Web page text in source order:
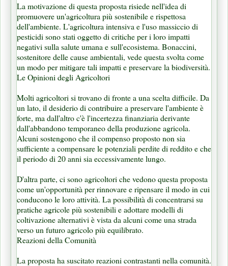
La motivazione di questa proposta risiede nell'idea di
promuovere un'agricoltura più sostenibile e rispettosa
dell'ambiente. L'agricoltura intensiva e l'uso massiccio di
pesticidi sono stati oggetto di critiche per i loro impatti
negativi sulla salute umana e sull'ecosistema. Bonaccini,
sostenitore delle cause ambientali, vede questa svolta come
un modo per mitigare tali impatti e preservare la biodiversità.
Le Opinioni degli Agricoltori
Molti agricoltori si trovano di fronte a una scelta difficile. Da
un lato, il desiderio di contribuire a preservare l'ambiente è
forte, ma dall'altro c'è l'incertezza finanziaria derivante
dall'abbandono temporaneo della produzione agricola.
Alcuni sostengono che il compenso proposto non sia
sufficiente a compensare le potenziali perdite di reddito e che
il periodo di 20 anni sia eccessivamente lungo.
D'altra parte, ci sono agricoltori che vedono questa proposta
come un'opportunità per rinnovare e ripensare il modo in cui
conducono le loro attività. La possibilità di concentrarsi su
pratiche agricole più sostenibili e adottare modelli di
coltivazione alternativi è vista da alcuni come una strada
verso un futuro agricolo più equilibrato.
Reazioni della Comunità
La proposta ha suscitato reazioni contrastanti nella comunità.